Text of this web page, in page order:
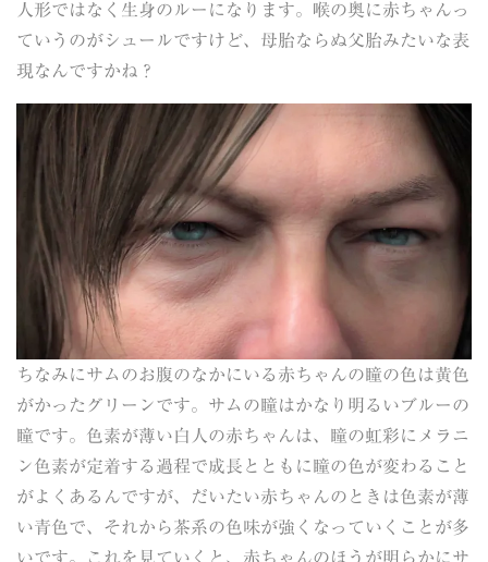
人形ではなく生身のルーになります。喉の奥に赤ちゃんっ
ていうのがシュールですけど、母胎ならぬ父胎みたいな表
現なんですかね？
ちなみにサムのお腹のなかにいる赤ちゃんの瞳の色は黄色
がかったグリーンです。サムの瞳はかなり明るいブルーの
瞳です。色素が薄い白人の赤ちゃんは、瞳の虹彩にメラニ
ン色素が定着する過程で成長とともに瞳の色が変わること
がよくあるんですが、だいたい赤ちゃんのときは色素が薄
い青色で、それから茶系の色味が強くなっていくことが多
いです。これを見ていくと、赤ちゃんのほうが明らかにサ